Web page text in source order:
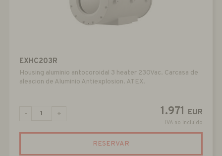
EXHC203R
Housing aluminio antocoroidal 3 heater 230Vac. Carcasa de
aleacion de Aluminio Antiexplosion. ATEX.
1.971 EUR
IVA no incluido
- +
RESERVAR